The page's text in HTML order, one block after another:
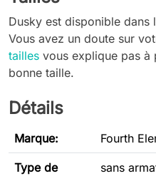
Dusky est disponible
Vous avez un doute sur
tailles vous explique pas à
bonne taille.
Détails
Marque: Fourth
Type de
sans